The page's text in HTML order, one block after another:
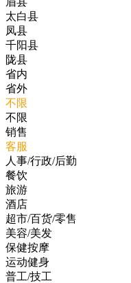
太白县
凤县
千阳县
陇县
省内
省外
不限
不限
销售
客服
人事/行政/后勤
餐饮
旅游
酒店
超市/百货/零售
美容/美发
保健按摩
运动健身
普工/技工